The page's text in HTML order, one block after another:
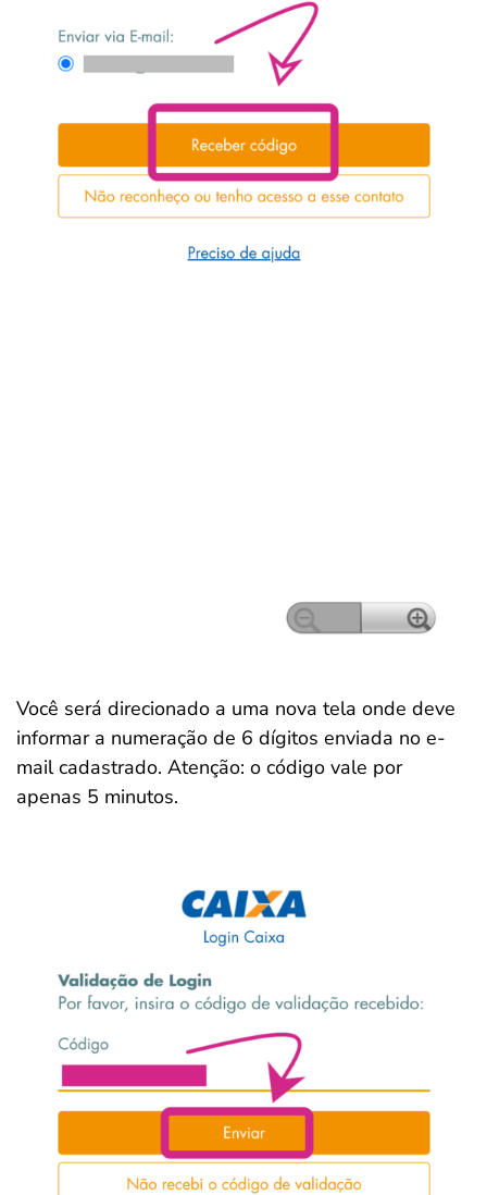
Você será direcionado a uma nova tela onde deve
informar a numeração de 6 dígitos enviada no e-
mail cadastrado. Atenção: o código vale por
apenas 5 minutos.